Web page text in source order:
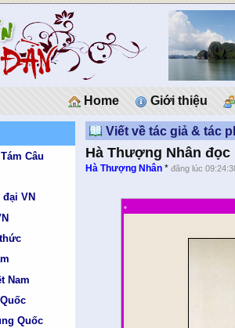
Home Giới thiệu
Câu
VN
Nam
Quốc
Viết về tác giả & tác
Hà Thượng Nhân đọc
Hà Thượng Nhân *đăng lúc
*